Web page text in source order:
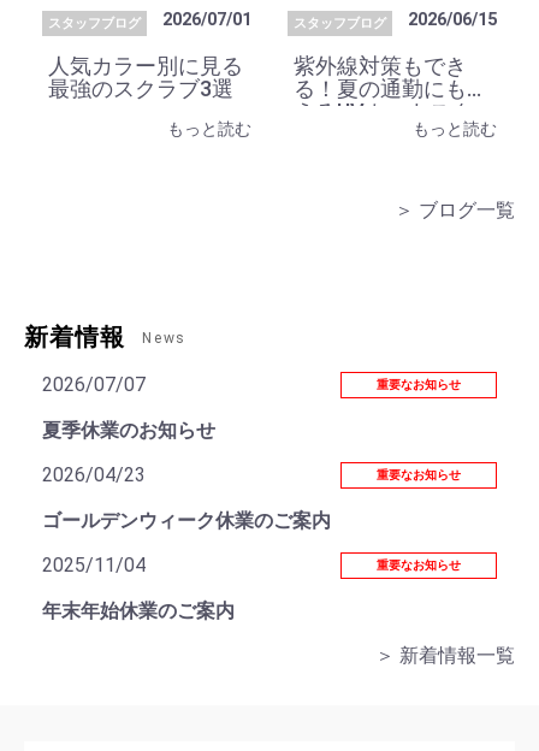
スタッフブログ 2026/07/01
人気カラー別に見る
最強のスクラブ3選
もっと読む
スタッフブログ 2026/06/15
紫外線対策もでき
る！夏の通勤にも使
えるUVカットスク
もっと読む
＞ ブログ一覧
新着情報 News
2026/07/07 重要なお知らせ
夏季休業のお知らせ
2026/04/23
重要なお知らせ
ゴールデンウィーク休業のご案内
2025/11/04
重要なお知らせ
年末年始休業のご案内
＞ 新着情報一覧